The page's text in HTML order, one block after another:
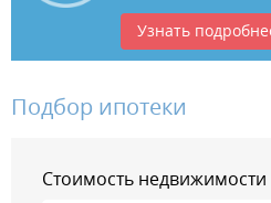
Узнать
Подбор ипотеки
Стоимость недвижимости